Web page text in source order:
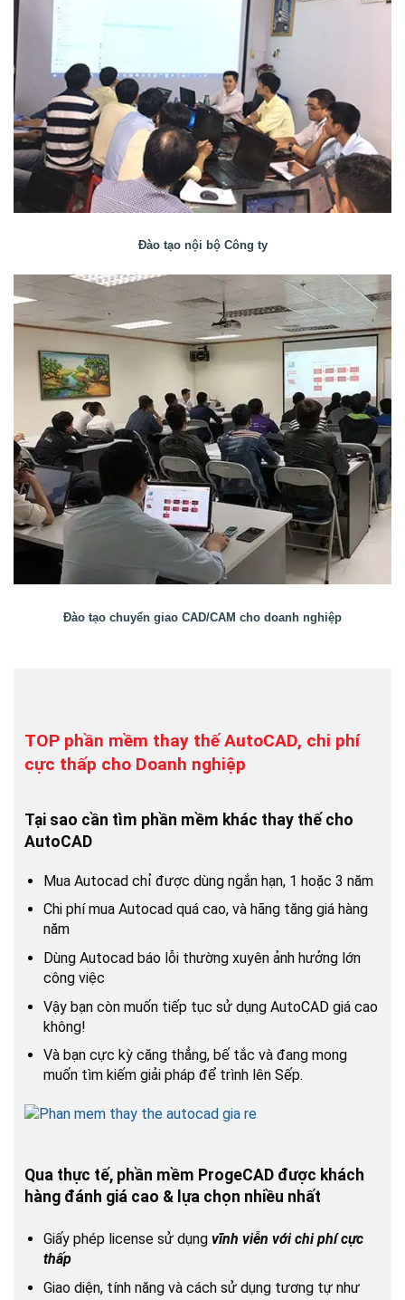
Đào tạo nội bộ Công ty
Đào tạo chuyển giao CAD/CAM cho doanh nghiệp
TOP phần mềm thay thế AutoCAD, chi phí
cực thấp cho Doanh nghiệp
Tại sao cần tìm phần mềm khác thay thế cho
AutoCAD
Mua Autocad chỉ được dùng ngắn hạn, 1 hoặc 3 năm
Chi phí mua Autocad quá cao, và hãng tăng giá hàng
năm
Dùng Autocad báo lỗi thường xuyên ảnh hưởng lớn
công việc
Vậy bạn còn muốn tiếp tục sử dụng AutoCAD giá cao
không!
Và bạn cực kỳ căng thẳng, bế tắc và đang mong
muốn tìm kiếm giải pháp để trình lên Sếp.
Qua thực tế, phần mềm ProgeCAD được khách
hàng đánh giá cao & lựa chọn nhiều nhất
Giấy phép license sử dụng vĩnh viễn với chi phí cực
thấp
Giao diện, tính năng và cách sử dụng tương tự như